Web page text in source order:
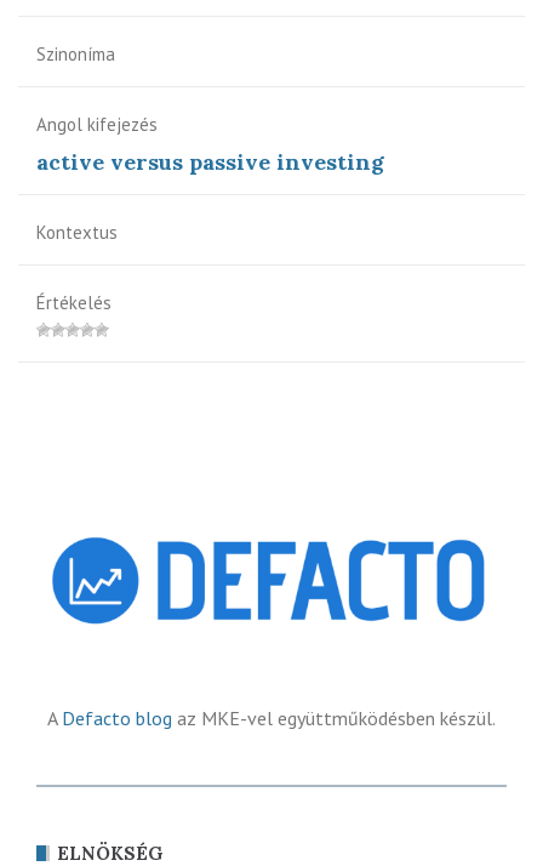
Szinoníma
Angol kifejezés
active versus passive investing
Kontextus
Értékelés
A Defacto blog az MKE-vel együttműködésben készül.
ELNÖKSÉG